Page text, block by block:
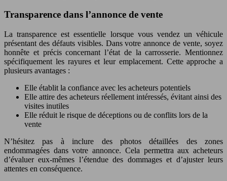
Transparence dans l’annonce de vente
La transparence est essentielle lorsque vous vendez un véhicule
présentant des défauts visibles. Dans votre annonce de vente, soyez
honnête et précis concernant l’état de la carrosserie. Mentionnez
spécifiquement les rayures et leur emplacement. Cette approche a
plusieurs avantages :
Elle établit la confiance avec les acheteurs potentiels
Elle attire des acheteurs réellement intéressés, évitant ainsi des
visites inutiles
Elle réduit le risque de déceptions ou de conflits lors de la
vente
N’hésitez pas à inclure des photos détaillées des zones
endommagées dans votre annonce. Cela permettra aux acheteurs
d’évaluer eux-mêmes l’étendue des dommages et d’ajuster leurs
attentes en conséquence.